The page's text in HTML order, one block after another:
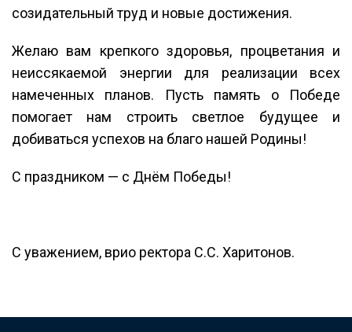
созидательный труд и новые достижения.
Желаю вам крепкого здоровья, процветания и
неиссякаемой энергии для реализации всех
намеченных планов. Пусть память о Победе
помогает нам строить светлое будущее и
добиваться успехов на благо нашей Родины!
С праздником — с Днём Победы!
С уважением, врио ректора С.С. Харитонов.